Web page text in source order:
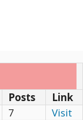
Posts
Link
7
Visit